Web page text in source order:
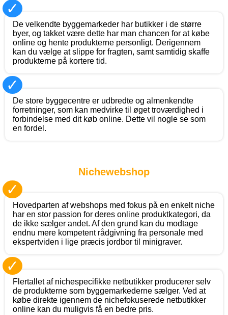
✓
De velkendte byggemarkeder har butikker i de større
byer, og takket være dette har man chancen for at købe
online og hente produkterne personligt. Derigennem
kan du vælge at slippe for fragten, samt samtidig skaffe
produkterne på kortere tid.
✓
De store byggecentre er udbredte og almenkendte
forretninger, som kan medvirke til øget troværdighed i
forbindelse med dit køb online. Dette vil nogle se som
en fordel.
Nichewebshop
✓
Hovedparten af webshops med fokus på en enkelt niche
har en stor passion for deres online produktkategori, da
de ikke sælger andet. Af den grund kan du modtage
endnu mere kompetent rådgivning fra personale med
ekspertviden i lige præcis jordbor til minigraver.
✓
Flertallet af nichespecifikke netbutikker producerer selv
de produkterne som byggemarkederne sælger. Ved at
købe direkte igennem de nichefokuserede netbutikker
online kan du muligvis få en bedre pris.